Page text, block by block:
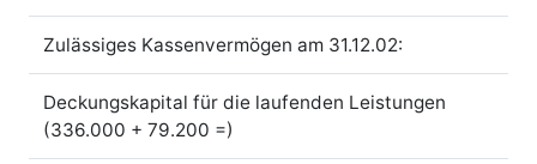
Zulässiges Kassenvermögen am 31.12.02:
Deckungskapital für die laufenden Leistungen
(336.000 + 79.200 =)